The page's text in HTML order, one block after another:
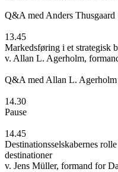
Q&A med Anders Thusgaard
13.45
Markedsføring i et strategisk
v. Allan L. Agerholm,
Q&A med Allan L. Agerholm
14.30
Pause
14.45
Destinationsselskabernes
destinationer
v. Jens Müller, formand for